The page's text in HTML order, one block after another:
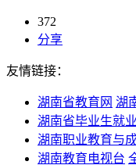
372
分享
友情链接：
湖南省教育网 湖
湖南省毕业生就
湖南职业教育与
湖南教育电视台